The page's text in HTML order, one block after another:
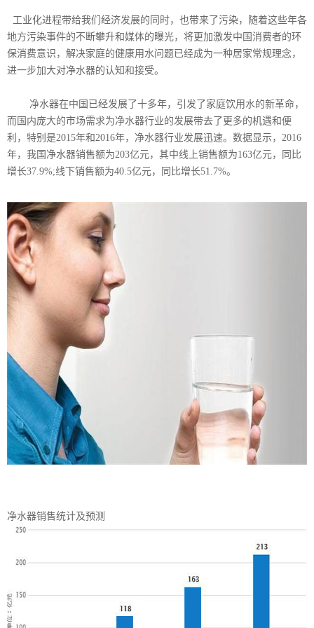
工业化进程带给我们经济发展的同时，也带来了污染，随着这些年各
地方污染事件的不断攀升和媒体的曝光，将更加激发中国消费者的环
保消费意识，解决家庭的健康用水问题已经成为一种居家常规理念，
进一步加大对净水器的认知和接受。
净水器在中国已经发展了十多年，引发了家庭饮用水的新革命，
而国内庞大的市场需求为净水器行业的发展带去了更多的机遇和便
利，特别是2015年和2016年，净水器行业发展迅速。数据显示，2016
年，我国净水器销售额为203亿元，其中线上销售额为163亿元，同比
增长37.9%;线下销售额为40.5亿元，同比增长51.7%。
净水器销售统计及预测